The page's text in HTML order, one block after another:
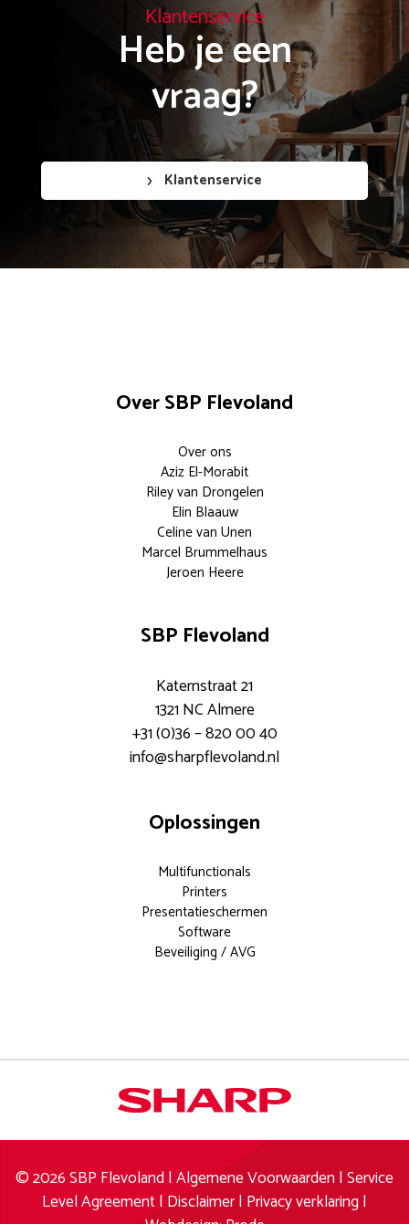
modern kantoor.Meer weten?
aanvragen
Klantenservice
Heb je een
vraag?
Klantenservice
Over SBP Flevoland
Over ons
Aziz El-Morabit
Riley van Drongelen
Elin Blaauw
Celine van Unen
Marcel Brummelhaus
Jeroen Heere
SBP Flevoland
Katernstraat 21
1321 NC Almere
+31 (0)36 – 820 00 40
info@sharpflevoland.nl
Oplossingen
Multifunctionals
Printers
Presentatieschermen
Software
Beveiliging / AVG
© 2026 SBP Flevoland |Algemene Voorwaarden|Service
Level Agreement| Disclaimer| Privacy verklaring|